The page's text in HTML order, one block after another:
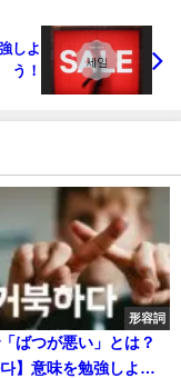
しよ
う！
形容詞
ばつが悪い」とは？
다】意味を勉強しよ